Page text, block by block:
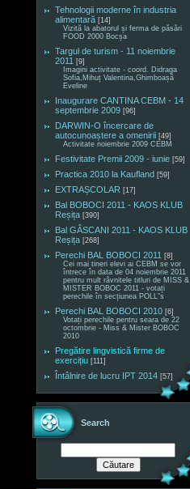
Tehnologii moderne în industria
alimentară [14]
Vizită la abatorul și ferma de păsări
FOOD 2000 Bocșa
Targul de turism - 11 noiembrie
2011 [9]
Imagini activitate - coord. Didraga
Sofia,Mihuț Valentina,Ghimboașă
Eveline
Inaugurare CANTINA CEBM - 14
septembrie 2009 [96]
DARWIN-O încercare de
autocunoaștere a omenirii [49]
Activitate noiembrie 2009 CEBM
Festivitate Premii 2009 - iunie [59]
Practica 2010 la Kaufland [59]
EXTRAȘCOLAR [17]
Bal BOBOCI 2011 - KAOS KLUB
Reșița [390]
Bal GÂSCANI 2011 - KAOS KLUB
Reșița [268]
Perechi BAL BOBOCI 2011 [8]
Cei mai tineri elevi ai CEBM se vor
întrece în data de 04 noiembrie 2011
pentru mult râvnitele titluri de MISS &
MISTER BOBOC 2011 - votați
perechile în secțiunea POLL"s
Perechi BAL BOBOCI 2010 [6]
Votați perechile pentru seara de 22
octombrie - Miss & Mister BOBOC
2010
Pregătire lingvistică firme de
exercițiu [111]
Întâlnire de lucru IPT 2014 [57]
Search